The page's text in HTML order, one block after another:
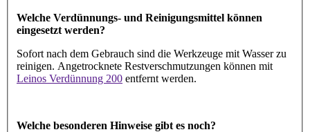
Welche Verdünnungs- und Reinigungsmittel können
eingesetzt werden?
Sofort nach dem Gebrauch sind die Werkzeuge mit Wasser zu
reinigen. Angetrocknete Restverschmutzungen können mit
Leinos Verdünnung 200 entfernt werden.
Welche besonderen Hinweise gibt es noch?